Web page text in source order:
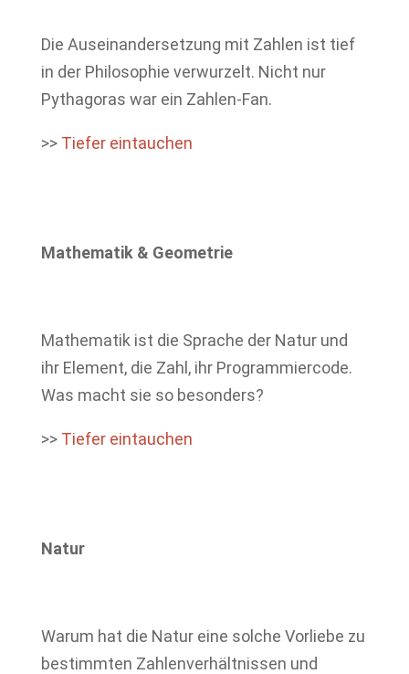
Die Auseinandersetzung mit Zahlen ist tief
in der Philosophie verwurzelt. Nicht nur
Pythagoras war ein Zahlen-Fan.
>> Tiefer eintauchen
Mathematik & Geometrie
Mathematik ist die Sprache der Natur und
ihr Element, die Zahl, ihr Programmiercode.
Was macht sie so besonders?
>> Tiefer eintauchen
Natur
Warum hat die Natur eine solche Vorliebe zu
bestimmten Zahlenverhältnissen und